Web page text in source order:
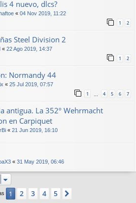
4 nuevo, dlcs?
« 04 Nov 2019, 11:22
1 2
Steel Division 2
« 22 Ago 2019, 14:37
1 2
Normandy 44
« 25 Jul 2019, 07:57
1 … 4 5 6 7
antigua. La 352º Wehrmacht
en Carpiquet
« 21 Jun 2019, 16:10
« 31 May 2019, 06:46
1 2 3 4 5